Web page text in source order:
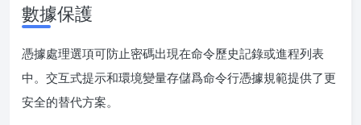
數據保護
憑據處理選項可防止密碼出現在命令歷史記錄或進程列表
中。交互式提示和環境變量存儲爲命令行憑據規範提供了更
安全的替代方案。